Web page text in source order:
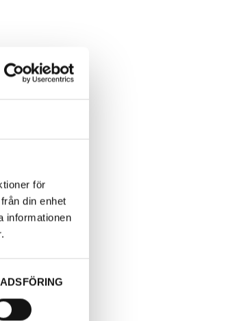
för
din enhet
informationen